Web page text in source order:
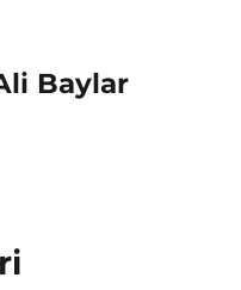
Baylar